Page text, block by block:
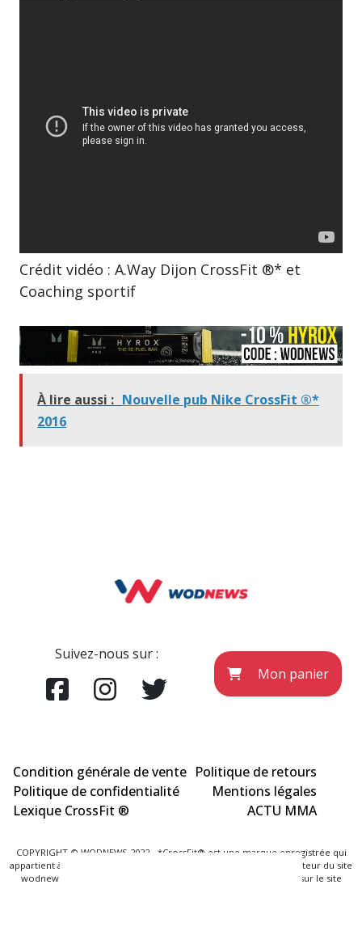
Crédit vidéo : A.Way Dijon CrossFit ®* et
Coaching sportif
À lire aussi : Nouvelle pub Nike CrossFit ®*
2016
Suivez-nous sur :
Mon panier
Condition générale de vente Politique de retours
Politique de confidentialité
Mentions légales
Lexique CrossFit ®
ACTU MMA
COPYRIGHT © WODNEWS 2022 - *CrossFit® est une marque enregistrée qui
appartient à la société CrossFit® Inc. et qui n'a aucun lien avec l'éditeur du site
wodnews.com. Les informations officielles sont exclusivement sur le site